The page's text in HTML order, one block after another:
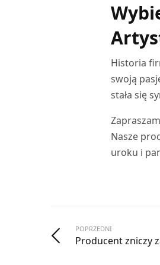
Historia
swoją
stała się
Nasze
uroku i
POPRZEDNI
Producent zniczy